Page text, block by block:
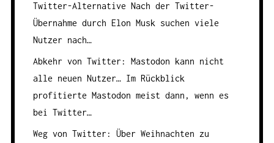
Twitter-Alternative Nach der Twitter-
Übernahme durch Elon Musk suchen viele
Nutzer nach…
Abkehr von Twitter: Mastodon kann nicht
alle neuen Nutzer…Im Rückblick
profitierte Mastodon meist dann, wenn es
bei Twitter…
Weg von Twitter: Über Weihnachten zu